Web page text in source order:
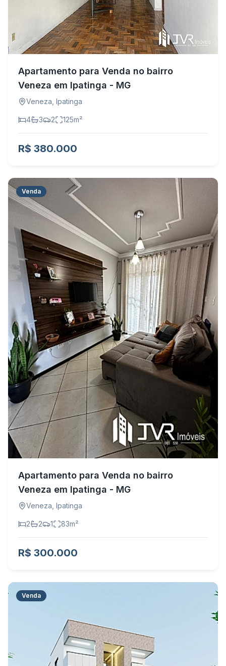
Apartamento para Venda no bairro
Veneza em Ipatinga - MG
Veneza Ipatinga
4 3 2 125m²
R$ 380.000
Venda
Apartamento para Venda no bairro
Veneza em Ipatinga - MG
Veneza Ipatinga
2 2 1 83m²
R$ 300.000
Venda